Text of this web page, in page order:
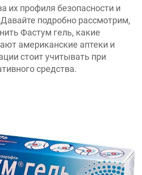
их профиля безопасности и
подробно рассмотрим,
Фастум гель, какие
американские аптеки и
стоит учитывать при
средства.